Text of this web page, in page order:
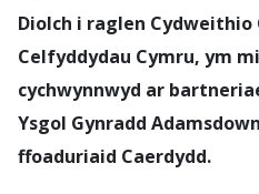
Diolch i raglen Cydweithio
Celfyddydau Cymru, ym
cychwynnwyd ar
Ysgol Gynradd
ffoaduriaid Caerdydd.